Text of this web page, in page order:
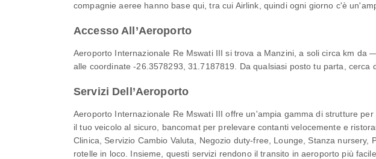
compagnie aeree hanno base qui, tra cui Airlink, quindi ogni giorno c'è
Accesso All’Aeroporto
Aeroporto Internazionale Re Mswati III si trova a Manzini, a soli circa km
alle coordinate -26.3578293, 31.7187819. Da qualsiasi posto tu parta, cerca
Servizi Dell’Aeroporto
Aeroporto Internazionale Re Mswati III offre un'ampia gamma di strutture
il tuo veicolo al sicuro, bancomat per prelevare contanti velocemente e
Clinica, Servizio Cambio Valuta, Negozio duty-free, Lounge, Stanza
rotelle in loco. Insieme, questi servizi rendono il transito in aeroporto più